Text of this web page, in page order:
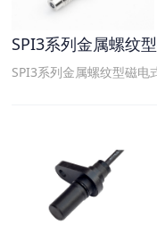
SPI3系列金属螺纹
SPI3系列金属螺纹型磁电